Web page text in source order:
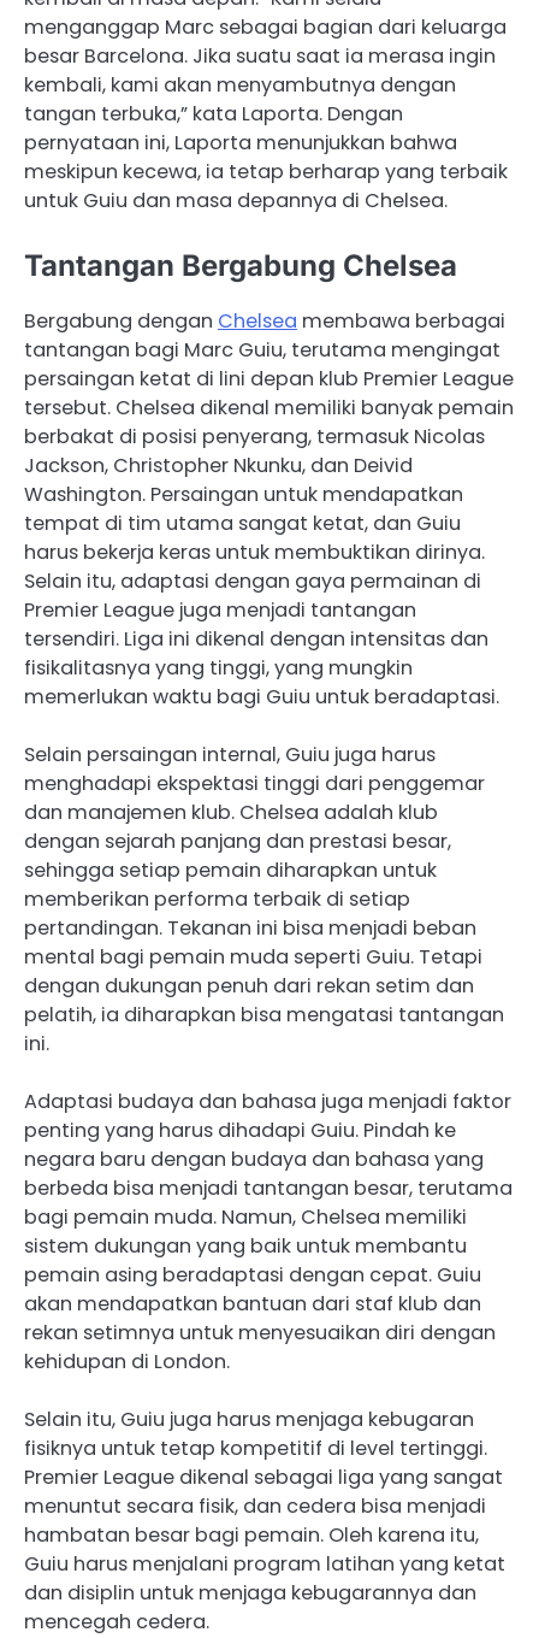
menganggap Marc sebagai bagian dari keluarga
besar Barcelona. Jika suatu saat ia merasa ingin
kembali, kami akan menyambutnya dengan
tangan terbuka,” kata Laporta. Dengan
pernyataan ini, Laporta menunjukkan bahwa
meskipun kecewa, ia tetap berharap yang terbaik
untuk Guiu dan masa depannya di Chelsea.
Tantangan Bergabung Chelsea
Bergabung dengan Chelsea membawa berbagai
tantangan bagi Marc Guiu, terutama mengingat
persaingan ketat di lini depan klub Premier League
tersebut. Chelsea dikenal memiliki banyak pemain
berbakat di posisi penyerang, termasuk Nicolas
Jackson, Christopher Nkunku, dan Deivid
Washington. Persaingan untuk mendapatkan
tempat di tim utama sangat ketat, dan Guiu
harus bekerja keras untuk membuktikan dirinya.
Selain itu, adaptasi dengan gaya permainan di
Premier League juga menjadi tantangan
tersendiri. Liga ini dikenal dengan intensitas dan
fisikalitasnya yang tinggi, yang mungkin
memerlukan waktu bagi Guiu untuk beradaptasi.
Selain persaingan internal, Guiu juga harus
menghadapi ekspektasi tinggi dari penggemar
dan manajemen klub. Chelsea adalah klub
dengan sejarah panjang dan prestasi besar,
sehingga setiap pemain diharapkan untuk
memberikan performa terbaik di setiap
pertandingan. Tekanan ini bisa menjadi beban
mental bagi pemain muda seperti Guiu. Tetapi
dengan dukungan penuh dari rekan setim dan
pelatih, ia diharapkan bisa mengatasi tantangan
ini.
Adaptasi budaya dan bahasa juga menjadi faktor
penting yang harus dihadapi Guiu. Pindah ke
negara baru dengan budaya dan bahasa yang
berbeda bisa menjadi tantangan besar, terutama
bagi pemain muda. Namun, Chelsea memiliki
sistem dukungan yang baik untuk membantu
pemain asing beradaptasi dengan cepat. Guiu
akan mendapatkan bantuan dari staf klub dan
rekan setimnya untuk menyesuaikan diri dengan
kehidupan di London.
Selain itu, Guiu juga harus menjaga kebugaran
fisiknya untuk tetap kompetitif di level tertinggi.
Premier League dikenal sebagai liga yang sangat
menuntut secara fisik, dan cedera bisa menjadi
hambatan besar bagi pemain. Oleh karena itu,
Guiu harus menjalani program latihan yang ketat
dan disiplin untuk menjaga kebugarannya dan
mencegah cedera.